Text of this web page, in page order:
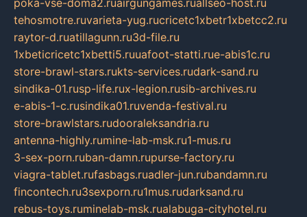
poka-vse-doma2.ruairgungames.ruallseo-host.ru
tehosmotre.ruvarieta-yug.rucricetc1xbetr1xbetcc2.ru
raytor-d.ruatillagunn.ru3d-file.ru
1xbeticricetc1xbetti5.ruuafoot-statti.rue-abis1c.ru
store-brawl-stars.rukts-services.rudark-sand.ru
sindika-01.rusp-life.rux-legion.rusib-archives.ru
e-abis-1-c.rusindika01.ruvenda-festival.ru
store-brawlstars.rudooraleksandria.ru
antenna-highly.rumine-lab-msk.ru1-mus.ru
3-sex-porn.ruban-damn.rupurse-factory.ru
viagra-tablet.rufasbags.ruadler-jun.rubandamn.ru
fincontech.ru3sexporn.ru1mus.rudarksand.ru
rebus-toys.ruminelab-msk.rualabuga-cityhotel.ru